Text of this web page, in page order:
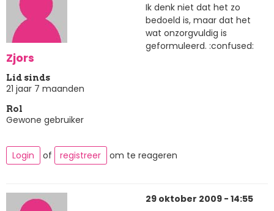
Zjors
Lid sinds
21 jaar 7 maanden
Rol
Gewone gebruiker
Ik denk niet dat het zo
bedoeld is, maar dat het
wat onzorgvuldig is
geformuleerd. :confused:
Login of registreer om te reageren
29 oktober 2009 - 14:55